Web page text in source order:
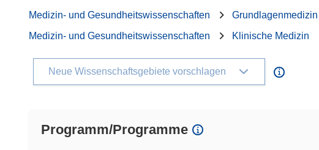
Medizin- und Gesundheitswissenschaften
Grundlagenmedizin
Medizin- und Gesundheitswissenschaften
Klinische Medizin
Neue Wissenschaftsgebiete vorschlagen
Programm/Programme